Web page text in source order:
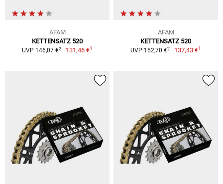
AFAM
KETTENSATZ 520
UVP 146,07 €2 131,46 €1
AFAM
KETTENSATZ 520
UVP 152,70 €2 137,43 €1